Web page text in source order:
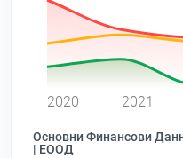
2020 2021
Основни Финансови
| ЕООД